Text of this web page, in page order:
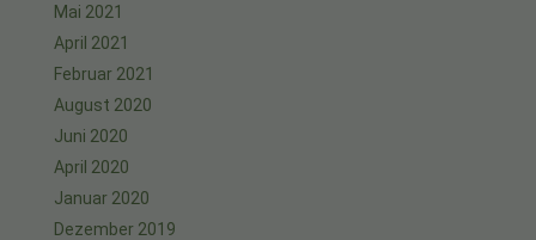
Mai 2021
April 2021
Februar 2021
August 2020
Juni 2020
April 2020
Januar 2020
Dezember 2019